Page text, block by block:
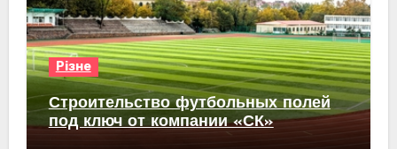
Різне
Строительство футбольных полей
под ключ от компании «СК»